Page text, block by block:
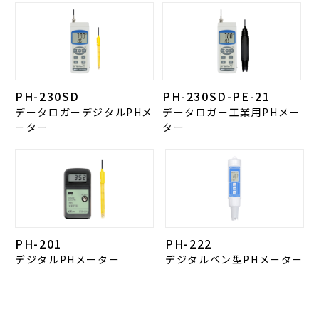
PH-230SD
データロガーデジタルPHメ
ーター
PH-230SD-PE-21
データロガー工業用PHメー
ター
PH-201
デジタルPHメーター
PH-222
デジタルペン型PHメーター